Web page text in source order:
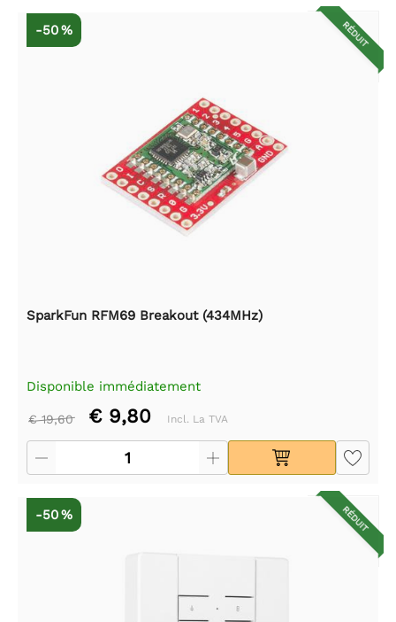
RÉDUIT
-50 %
SparkFun RFM69 Breakout (434MHz)
Disponible immédiatement
€ 19,60 € 9,80 Incl. La TVA
RÉDUIT
-50 %